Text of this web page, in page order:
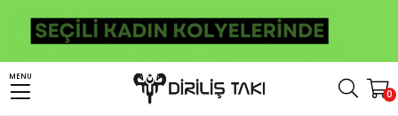
MENU
0
Erkek Gümüş Yüzük
Siyah Oniks Taşlı Desenli Gümüş Erkek Yüzük